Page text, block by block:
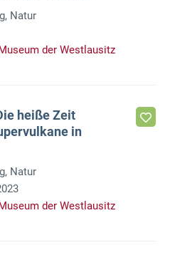
Natur
der Westlausitz
heiße Zeit
in
Natur
der Westlausitz